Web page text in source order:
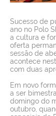
Sucesso de
ano no Polo
a cultura e
oferta
sessão de
acontece
com duas
Em novo
a ser
domingo do
outubro,